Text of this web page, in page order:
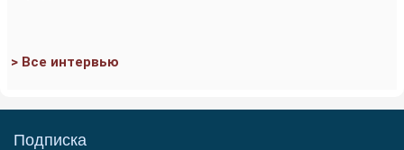
> Все интервью
Подписка